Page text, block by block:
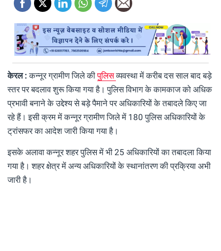
केरल : कन्नूर ग्रामीण जिले कीपुलिसव्यवस्था में करीब दस साल बाद बड़े
स्तर पर बदलाव शुरू किया गया है। पुलिस विभाग के कामकाज को अधिक
प्रभावी बनाने के उद्देश्य से बड़े पैमाने पर अधिकारियों के तबादले किए जा
रहे हैं। इसी क्रम में कन्नूर ग्रामीण जिले में 180 पुलिस अधिकारियों के
ट्रांसफर का आदेश जारी किया गया है।
इसके अलावा कन्नूर शहर पुलिस में भी 25 अधिकारियों का तबादला किया
गया है। शहर क्षेत्र में अन्य अधिकारियों के स्थानांतरण की प्रक्रिया अभी
जारी है।